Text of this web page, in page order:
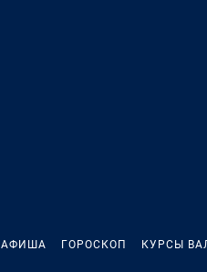
АФИША ГОРОСКОП КУРСЫ